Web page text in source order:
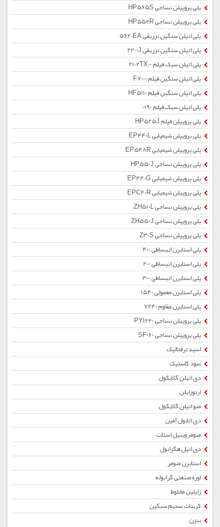
پلی پروپیلن نساجی HP565S
پلی پروپیلن نساجی HP552R
پلی اتیلن سنگین تزریقی 5620EA
پلی اتیلن سنگین تزریقی 2200J
پلی اتیلن سبک فیلم 2102TX00
پلی اتیلن سنگین فیلم F7000
پلی اتیلن سنگین فیلم HF5110
پلی اتیلن سبک فیلم 0190
پلی پروپیلن فیلم HP525J
پلی پروپیلن شیمیایی EP440L
پلی پروپیلن شیمیایی EP548R
پلی پروپیلن نساجی HP550J
پلی پروپیلن شیمیایی EP440G
پلی پروپیلن شیمیایی EPC40R
پلی پروپیلن نساجی ZH510L
پلی پروپیلن نساجی ZH550J
پلی پروپیلن نساجی Z30S
پلی استایرن انبساطی 400
پلی استایرن انبساطی 200
پلی استایرن انبساطی 300
پلی استایرن معمولی 1540
پلی استایرن مقاوم 7240
پلی پروپیلن نساجی PYI220
پلی پروپیلن نساجی SF060
اسید ترفتالیک
سود کاستیک
دی اتیلن گلایکول
ارتوزایلن
منو اتیلن گلایکول
دی اتانول آمین
منومر وینیل استات
دی اتیل هگزانول
استایرن منومر
اوره صنعتی گرانوله
زایلین مخلوط
کربنات سدیم سنگین
بنزن